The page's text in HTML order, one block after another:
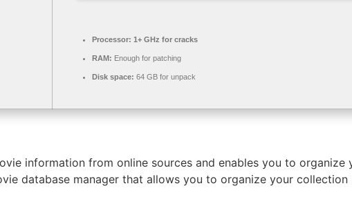
Processor: 1+ GHz for cracks
RAM: Enough for patching
Disk space: 64 GB for unpack
information from online sources and enables you to organize
database manager that allows you to organize your